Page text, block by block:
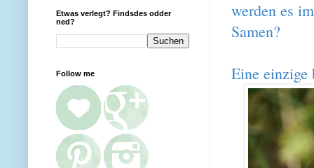
werden es
Samen?
Eine einzige
Etwas verlegt? Findsdes odder
ned?
Follow me